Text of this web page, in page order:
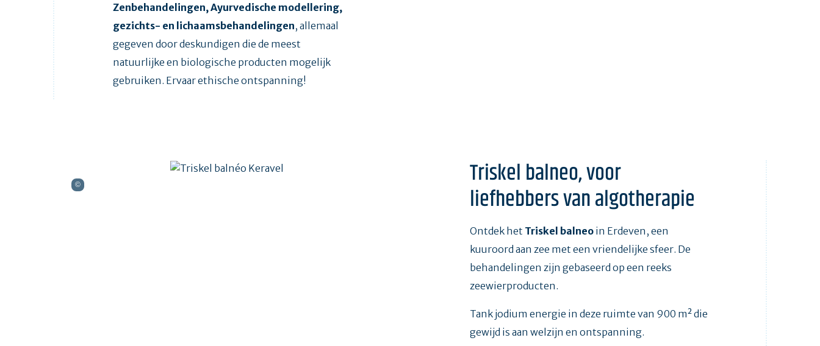
Zenbehandelingen, Ayurvedische modellering,
gezichts- en lichaamsbehandelingen, allemaal
gegeven door deskundigen die de meest
natuurlijke en biologische producten mogelijk
gebruiken. Ervaar ethische ontspanning!
Triskel balneo, voor
liefhebbers van algotherapie
Ontdek het Triskel balneoin Erdeven, een
kuuroord aan zee met een vriendelijke sfeer. De
behandelingen zijn gebaseerd op een reeks
zeewierproducten.
Tank jodium energie in deze ruimte van 900 m² die
gewijd is aan welzijn en ontspanning.